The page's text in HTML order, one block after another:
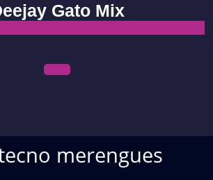
Gato Mix
merengues